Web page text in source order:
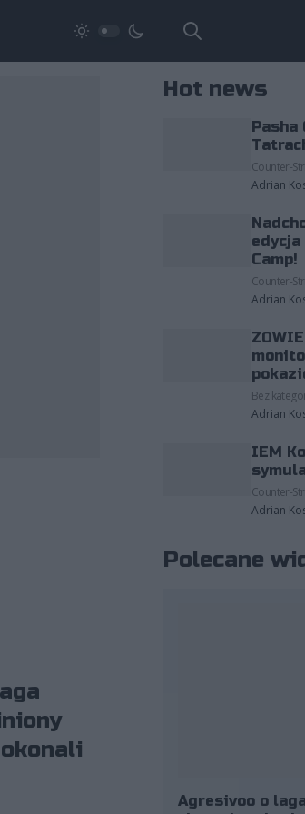
Hot news
Pasha
Counter-
Adrian
edycja
Camp!
Counter-
Adrian
Bez
Adrian
IEM
Counter-
Adrian
Polecane
Agresivoo o